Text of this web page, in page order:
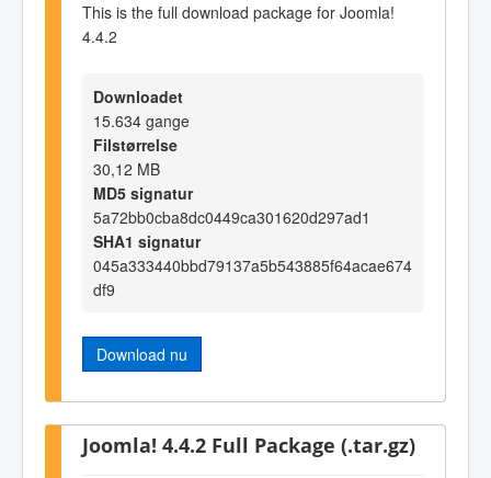
This is the full download package for Joomla!
4.4.2
Downloadet
15.634 gange
Filstørrelse
30,12 MB
MD5 signatur
5a72bb0cba8dc0449ca301620d297ad1
SHA1 signatur
045a333440bbd79137a5b543885f64acae674
df9
Download nu
Joomla! 4.4.2 Full Package (.tar.gz)